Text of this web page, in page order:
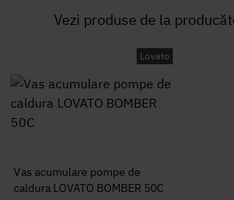
Vezi produse de la
Lovato
Vas acumulare pompe de
caldura LOVATO BOMBER 50C